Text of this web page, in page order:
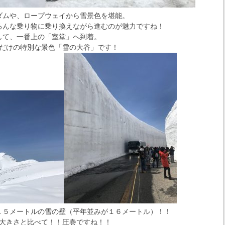
や、ロープウェイから雪景色を堪能。
な乗り物に乗り換えながら進むのが魅力ですね！
て、一番上の「室堂」へ到着。
けの特別な景色「雪の大谷」です！
メートルの雪の壁（平年並みが１６メートル）！！
きさと比べて！！圧巻ですね！！